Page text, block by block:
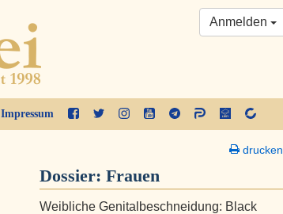
Impressum
Anmelden
drucken
Dossier: Frauen
Weibliche Genitalbeschneidung: Black